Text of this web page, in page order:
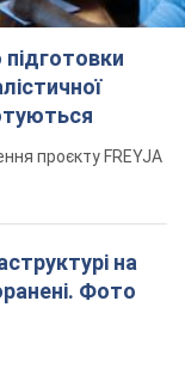
на
Фото
прокуратури